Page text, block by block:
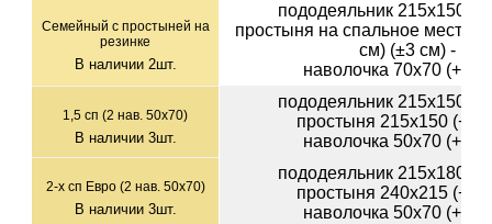
Семейный с простыней на
резинке
В наличии 2шт.
пододеяльник 215х150
простыня на спальное место
см) (±3 см) - 1шт
наволочка 70х70 (+-
1,5 сп (2 нав. 50х70)
В наличии 3шт.
пододеяльник 215х150
простыня 215х150 (+-
наволочка 50х70 (+-
2-х сп Евро (2 нав. 50х70)
В наличии 3шт.
пододеяльник 215х180
простыня 240х215 (+-
наволочка 50х70 (+-